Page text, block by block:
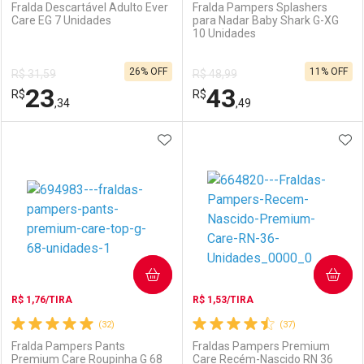
Comprar sem Desconto
Por R$ 89,08/cada
Comprar sem Desconto
Por R$ 89,08/cada
Comprar sem Desconto
Por R$ 23,34/cada
Comprar sem Desconto
Por R$ 23,34/cada
Fralda Descartável Adulto Ever
Care EG 7 Unidades
R$ 31,59
R$23,34
26% OFF
Laboratório
Por Menos
Fralda Pampers Splashers
para Nadar Baby Shark G-XG
10 Unidades
R$ 48,99
R$43,49
11% OFF
Laboratório
Por Menos
(32)
R$ 1,76/TIRA
Fralda Pampers Pants
Premium Care Roupinha G 68
ADICIONAR AOS FAVORITOS
COMPRAR
(37)
R$ 1,53/TIRA
Fraldas Pampers Premium
Care Recém-Nascido RN 36
COMPRAR